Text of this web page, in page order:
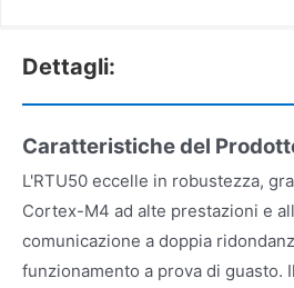
Dettagli:
Caratteristiche del
L'RTU50 eccelle in robustezza,
Cortex-M4 ad alte prestazioni e
comunicazione a doppia
funzionamento a prova di guasto.